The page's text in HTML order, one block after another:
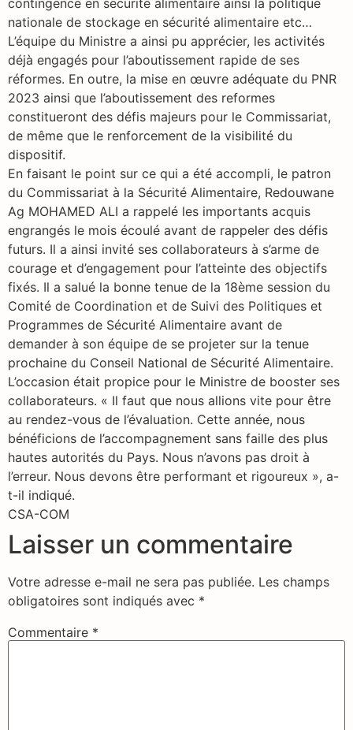
nationale de stockage en sécurité alimentaire etc…
L’équipe du Ministre a ainsi pu apprécier, les activités
déjà engagés pour l’aboutissement rapide de ses
réformes. En outre, la mise en œuvre adéquate du PNR
2023 ainsi que l’aboutissement des reformes
constitueront des défis majeurs pour le Commissariat,
de même que le renforcement de la visibilité du
dispositif.
En faisant le point sur ce qui a été accompli, le patron
du Commissariat à la Sécurité Alimentaire, Redouwane
Ag MOHAMED ALI a rappelé les importants acquis
engrangés le mois écoulé avant de rappeler des défis
futurs. Il a ainsi invité ses collaborateurs à s’arme de
courage et d’engagement pour l’atteinte des objectifs
fixés. Il a salué la bonne tenue de la 18ème session du
Comité de Coordination et de Suivi des Politiques et
Programmes de Sécurité Alimentaire avant de
demander à son équipe de se projeter sur la tenue
prochaine du Conseil National de Sécurité Alimentaire.
L’occasion était propice pour le Ministre de booster ses
collaborateurs. « Il faut que nous allions vite pour être
au rendez-vous de l’évaluation. Cette année, nous
bénéficions de l’accompagnement sans faille des plus
hautes autorités du Pays. Nous n’avons pas droit à
l’erreur. Nous devons être performant et rigoureux », a-
t-il indiqué.
CSA-COM
Laisser un commentaire
Votre adresse e-mail ne sera pas publiée. Les champs
obligatoires sont indiqués avec *
Commentaire *